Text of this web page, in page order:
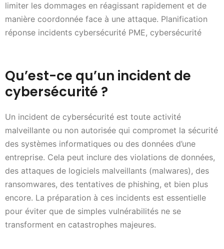
limiter les dommages en réagissant rapidement et de
manière coordonnée face à une attaque. Planification
réponse incidents cybersécurité PME, cybersécurité
Qu’est-ce qu’un incident de
cybersécurité ?
Un incident de cybersécurité est toute activité
malveillante ou non autorisée qui compromet la sécurité
des systèmes informatiques ou des données d’une
entreprise. Cela peut inclure des violations de données,
des attaques de logiciels malveillants (malwares), des
ransomwares, des tentatives de phishing, et bien plus
encore. La préparation à ces incidents est essentielle
pour éviter que de simples vulnérabilités ne se
transforment en catastrophes majeures.